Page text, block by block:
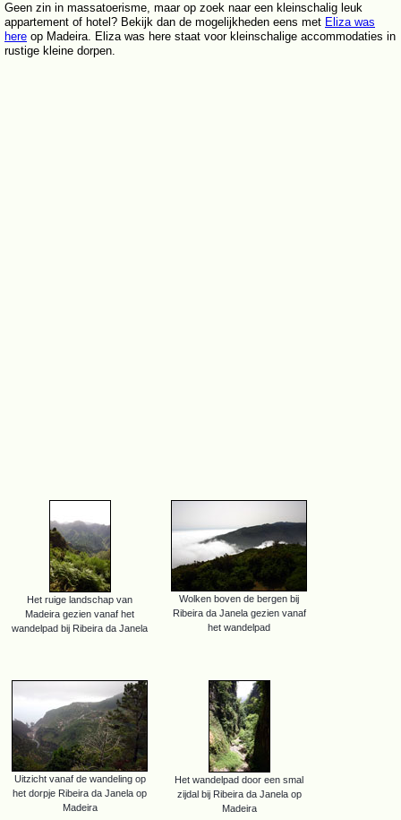
Geen zin in massatoerisme, maar op zoek naar een kleinschalig leuk
appartement of hotel? Bekijk dan de mogelijkheden eens met Eliza was
here op Madeira. Eliza was here staat voor kleinschalige accommodaties in
rustige kleine dorpen.
Het ruige landschap van
Madeira gezien vanaf het
wandelpad bij Ribeira da Janela
Wolken boven de bergen bij
Ribeira da Janela gezien vanaf
het wandelpad
Uitzicht vanaf de wandeling op
het dorpje Ribeira da Janela op
Madeira
Het wandelpad door een smal
zijdal bij Ribeira da Janela op
Madeira